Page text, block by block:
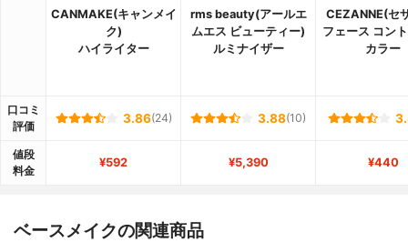
CANMAKE(キャンメイ
ク)
ハイライター
rms beauty(アールエ
ムエス ビューティー)
ルミナイザー
CEZANNE(セ
フェース コン
カラー
口コミ
評価
3.86(24) 3.88(10)
値段
料金
¥592 ¥5,390 ¥440
ベースメイクの関連商品